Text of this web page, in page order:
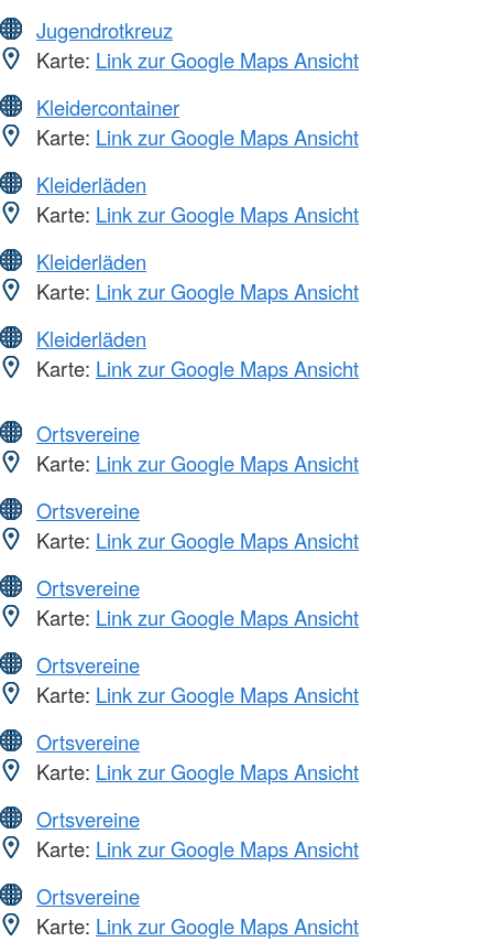
Jugendrotkreuz
Karte: Link zur Google Maps Ansicht
Kleidercontainer
Karte: Link zur Google Maps Ansicht
Kleiderläden
Karte: Link zur Google Maps Ansicht
Kleiderläden
Karte: Link zur Google Maps Ansicht
Kleiderläden
Karte: Link zur Google Maps Ansicht
Ortsvereine
Karte: Link zur Google Maps Ansicht
Ortsvereine
Karte: Link zur Google Maps Ansicht
Ortsvereine
Karte: Link zur Google Maps Ansicht
Ortsvereine
Karte: Link zur Google Maps Ansicht
Ortsvereine
Karte: Link zur Google Maps Ansicht
Ortsvereine
Karte: Link zur Google Maps Ansicht
Ortsvereine
Karte: Link zur Google Maps Ansicht